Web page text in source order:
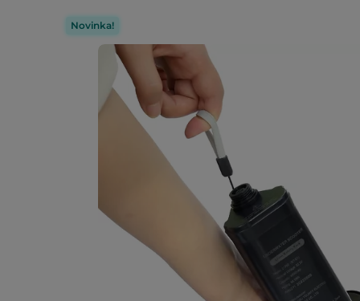
Novinka!